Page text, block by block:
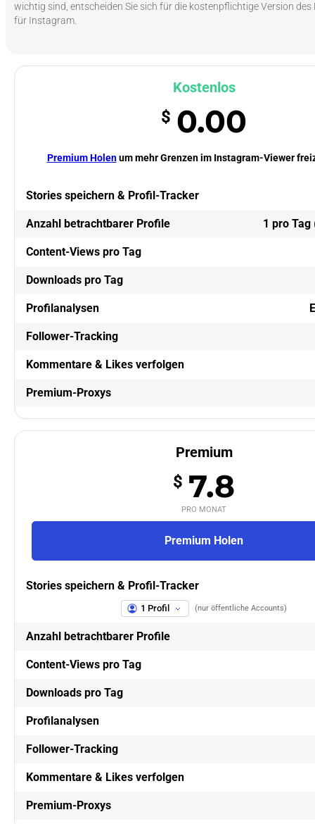
wichtig sind, entscheiden Sie sich für die kostenpflichtige Version des
für Instagram.
Kostenlos
$ 0.00
Premium Holenum mehr Grenzen im Instagram-Viewer
Stories speichern & Profil-Tracker
Anzahl betrachtbarer Profile 1 pro Tag
Content-Views pro Tag
Downloads pro Tag
Profilanalysen
Follower-Tracking
Kommentare & Likes verfolgen
Premium-Proxys
Premium
$ 7.8
PRO MONAT
Premium Holen
Stories speichern & Profil-Tracker
1 Profil (nur öffentliche Accounts)
Anzahl betrachtbarer Profile
Content-Views pro Tag
Downloads pro Tag
Profilanalysen
Follower-Tracking
Kommentare & Likes verfolgen
Premium-Proxys